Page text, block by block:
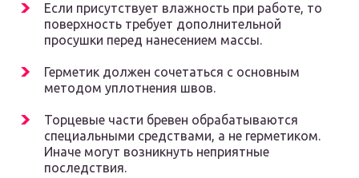
Если присутствует влажность при работе, то
поверхность требует дополнительной
просушки перед нанесением массы.
Герметик должен сочетаться с основным
методом уплотнения швов.
Торцевые части бревен обрабатываются
специальными средствами, а не герметиком.
Иначе могут возникнуть неприятные
последствия.